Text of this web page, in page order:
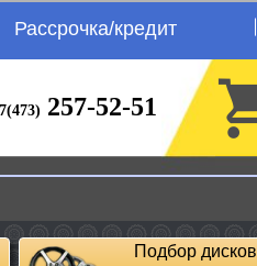
Рассрочка/кредит
257-52-51
Подбор дисков